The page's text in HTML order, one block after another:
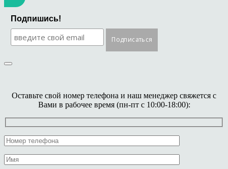
Подпишись!
Оставьте свой номер телефона и наш менеджер свяжется с
Вами в рабочее время (пн-пт с 10:00-18:00):